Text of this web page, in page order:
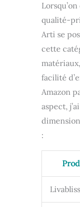
qualité-
Arti se
cette
facilité
Amazon
aspect,
: